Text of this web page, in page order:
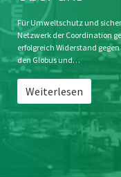
Störfälle
Jahrestagung
SPENDEN
Für Umweltschutz und
Netzwerk der Coordination
erfolgreich Widerstand
den Globus und…
Weiterlesen